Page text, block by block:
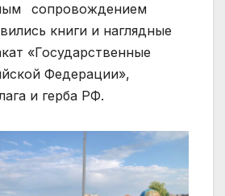
сопровождением
книги и наглядные
«Государственные
Федерации»,
и герба РФ.